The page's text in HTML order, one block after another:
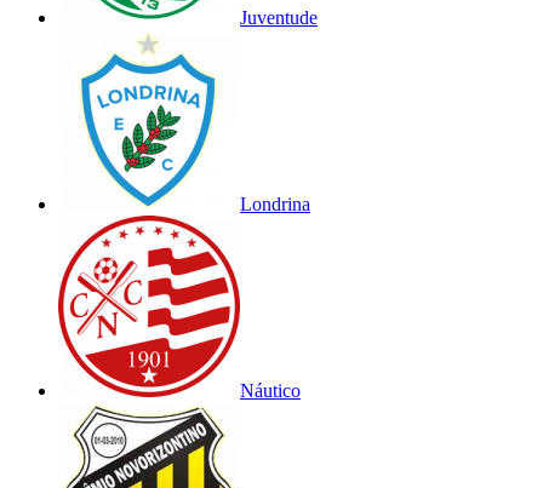
Juventude
Londrina
Náutico